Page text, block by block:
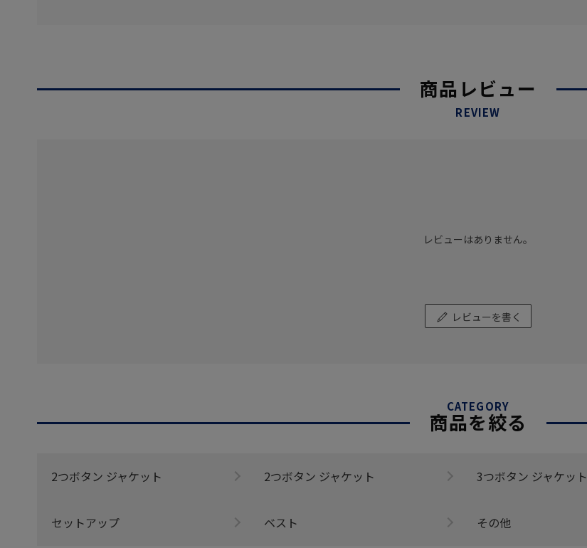
商品レビュー
REVIEW
レビューはありません。
レビューを書く
CATEGORY
商品を絞る
2つボタン ジャケット 2つボタン ジャケット 3つボタン ジャケット
セットアップ ベスト その他